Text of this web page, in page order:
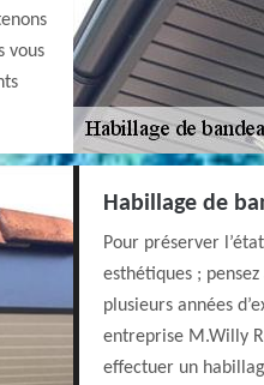
vous
Habillage de
Pour préserver
esthétiques ;
plusieurs années
entreprise M.Willy
effectuer un